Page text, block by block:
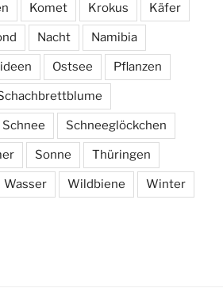
Komet Krokus Käfer
Nacht Namibia
Ostsee Pflanzen
Schnee Schneeglöckchen
Sonne Thüringen
Wasser Wildbiene Winter